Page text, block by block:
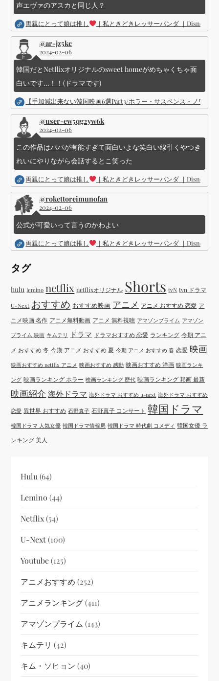
声エヴァのアスカと同じ人？
両親にとって娘は推し ｜私ときどきレッサーパンダ ｜Disney (
@ar-jz5kc
2024-02-06
韓国だとNetflixオリジナルのsweet homeがめちゃくちゃ面
白いです...！！(ドラマです)
【手加減出来ない韓国映画6選Part3/ホラー・サスペンス・ノワー
@user-ew5qg2yw6k
2024-02-06
この作品はパパが有能すぎて面白いよな笑白い線引くやつき
れいにやりながら会話するとこ笑った
両親にとって娘は推し ｜私ときどきレッサーパンダ ｜Disney (
@rokettoreimunofan
2024-02-06
公式が可愛いって言うのかわよい
両親にとって娘は推し ｜私ときどきレッサーパンダ ｜Disney (
タグ
hulu lemino netflix netflixオリジナル Shorts tvN tvn ドラマ
U-Next おすすめ おすすめ映画 アニメ アニメ おすすめ 恋愛 ア
ニメ映画 名作 アニメ無料動画 アニメ 無料視聴 アマゾンプライム アマゾン
プライム 映画 キムテリ ドラマ ドラマおすすめ 恋愛 ランキング 今期 アニ
メ おすすめ 冬 今期 アニメ おすすめ 夏 今期 アニメ おすすめ 春 恋愛 映画
映画おすすめ netflix アニメ 映画おすすめ 感動 映画おすすめ 洋画 映画ランキ
ング 映画ランキング ホラー 映画ランキング 歴代 映画ランキング 邦画 最新
映画紹介 海外ドラマ 海外ドラマ おすすめ u-next 海外ドラマ おすすめ
恋愛 異世界 おすすめ 石野真子 石野真子 コンサート 韓国ドラマ
韓国ドラマ 人気女優 韓国ドラマ情報局 韓国ドラマ 時代劇 コメディ 韓国女優 ラ
ンキング 美人
Hulu (64)
Lemino (44)
Netflix(54)
U-Next(100)
Youtube(125)
アニメおすすめ (252)
アニメランキング(411)
アマゾンプライム (143)
キムテリ (42)
キム・ソヒョン (40)